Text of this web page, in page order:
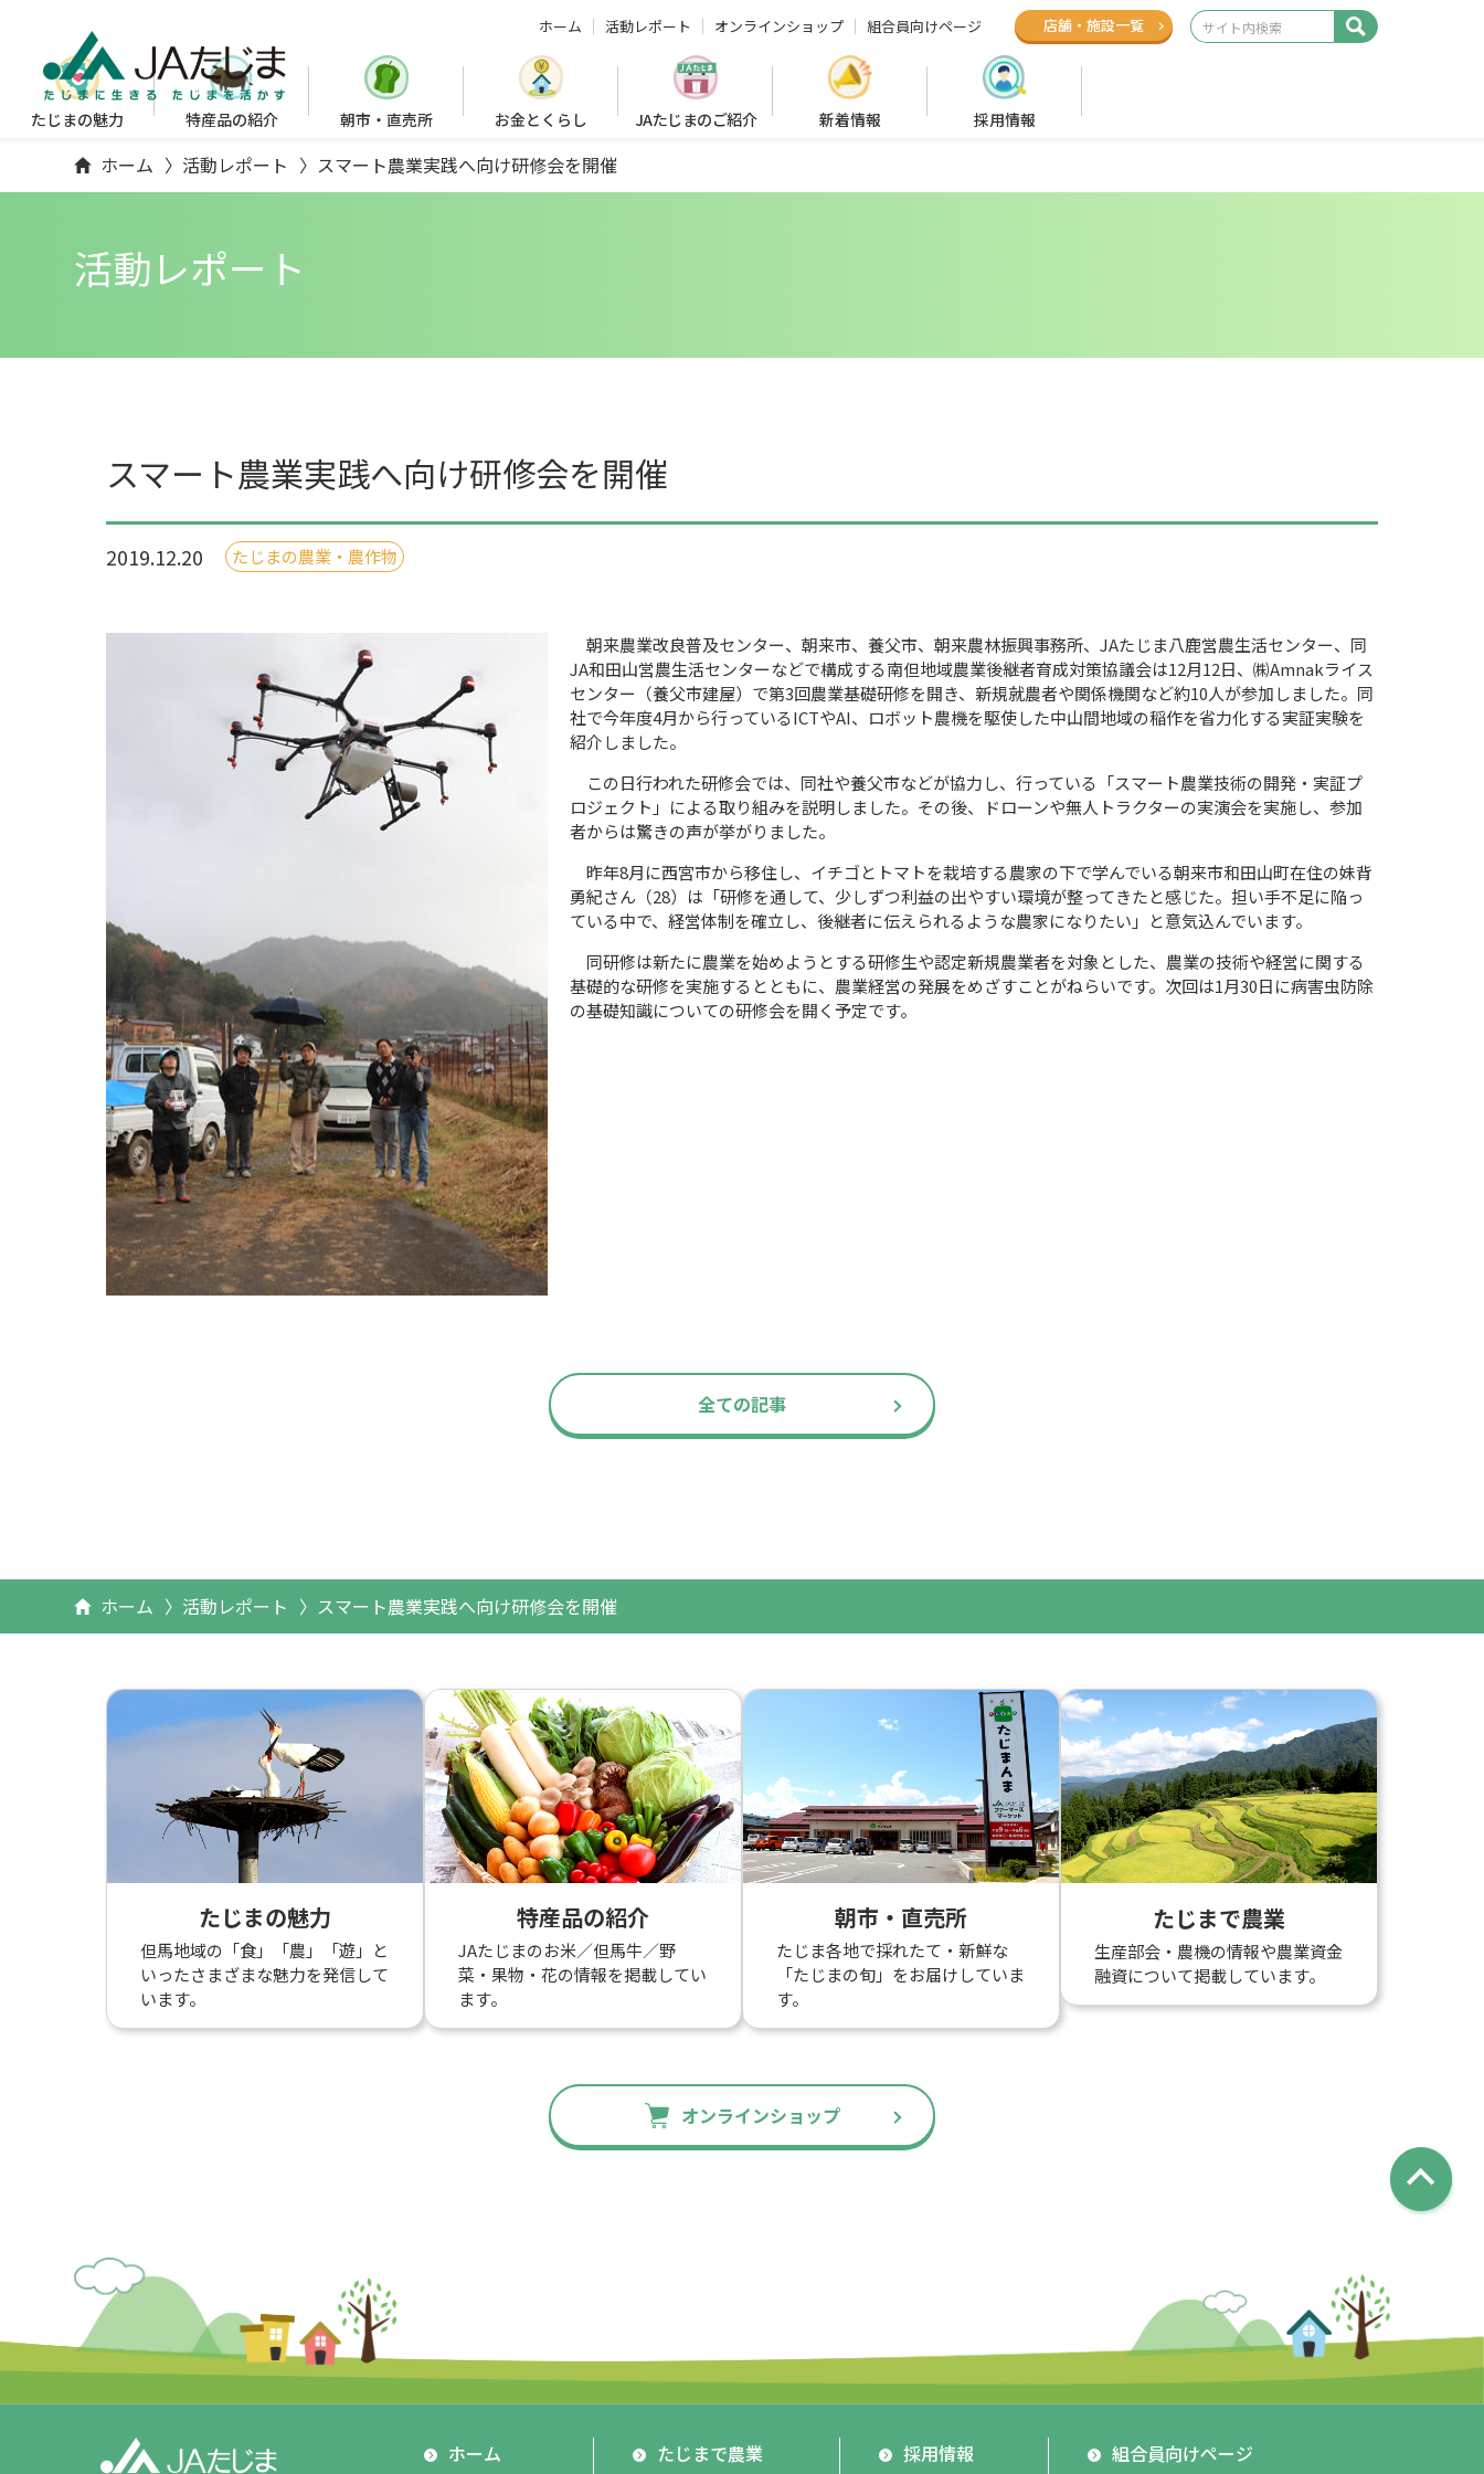
ホーム 活動レポート オンラインショップ 組合員向けページ 店舗 ・ 施設一覧
たじまの魅力 特産品の紹介 朝市・直売所 お金とくらし JAたじまのご紹介 新着情報 採用情報
ホーム 活動レポート スマート農業実践へ向け研修会を開催
活動レポート
スマート農業実践へ向け研修会を開催
2019.12.20 たじまの農業・農作物
朝来農業改良普及センター、朝来市、養父市、朝来農林振興事務所、 JAたじま八鹿営農生活センター、同
JA和田山営農生活センターなどで構成する南但地域農業後継者育成対策協議会は12月12日、㈱Amnakライス
センター（養父市建屋）で第3回農業基礎研修を開き、新規就農者や関係機関など約10人が参加しました。同
社で今年度4月から行っているICTやAI、ロボット農機を駆使した中山間地域の稲作を省力化する実証実験を
紹介しました。
この日行われた研修会では、同社や養父市などが協力し、行っている「スマート農業技術の開発・実証プ
ロジェクト」による取り組みを説明しました。その後、ドローンや無人トラクターの実演会を実施し、参加
者からは驚きの声が挙がりました。
昨年8月に西宮市から移住し、イチゴとトマトを栽培する農家の下で学んでいる朝来市和田山町在住の妹背
勇紀さん（28）は「研修を通して、少しずつ利益の出やすい環境が整ってきたと感じた。担い手不足に陥っ
ている中で、経営体制を確立し、後継者に伝えられるような農家になりたい」と意気込んでいます。
同研修は新たに農業を始めようとする研修生や認定新規農業者を対象とした、農業の技術や経営に関する
基礎的な研修を実施するとともに、農業経営の発展をめざすことがねらいです。次回は1月30日に病害虫防除
の基礎知識についての研修会を開く予定です。
全ての記事
ホーム 活動レポート スマート農業実践へ向け研修会を開催
たじまの魅力
但馬地域の「食」「農」「遊」と
いったさまざまな魅力を発信して
います。
特産品の紹介
JAたじまのお米／但馬牛／野
菜・果物・花の情報を掲載してい
ます。
朝市・直売所
たじま各地で採れたて・新鮮な
「たじまの旬」をお届けしていま
す。
たじまで農業
生産部会・農機の情報や農業資金
融資について掲載しています。
オンラインショップ
ホーム
たじまで農業
採用情報
組合員向けページ